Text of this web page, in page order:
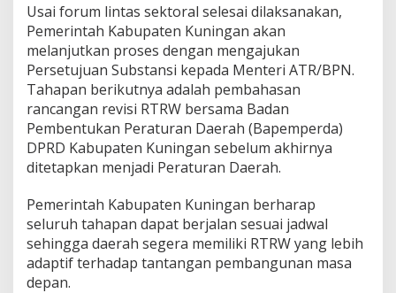
Usai forum lintas sektoral selesai dilaksanakan,
Pemerintah Kabupaten Kuningan akan
melanjutkan proses dengan mengajukan
Persetujuan Substansi kepada Menteri ATR/BPN.
Tahapan berikutnya adalah pembahasan
rancangan revisi RTRW bersama Badan
Pembentukan Peraturan Daerah (Bapemperda)
DPRD Kabupaten Kuningan sebelum akhirnya
ditetapkan menjadi Peraturan Daerah.
Pemerintah Kabupaten Kuningan berharap
seluruh tahapan dapat berjalan sesuai jadwal
sehingga daerah segera memiliki RTRW yang lebih
adaptif terhadap tantangan pembangunan masa
depan.